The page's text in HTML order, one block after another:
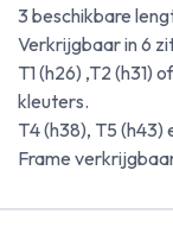
3 beschikbare
Verkrijgbaar in 6
T1 (h26) ,T2 (h31)
kleuters.
T4 (h38), T5
Frame